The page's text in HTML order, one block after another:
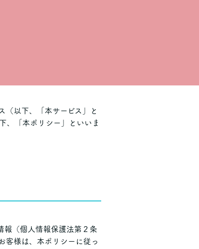
（以下、「本サービス」と
、「本ポリシー」といいま
報（個人情報保護法第２条
客様は、本ポリシーに従っ